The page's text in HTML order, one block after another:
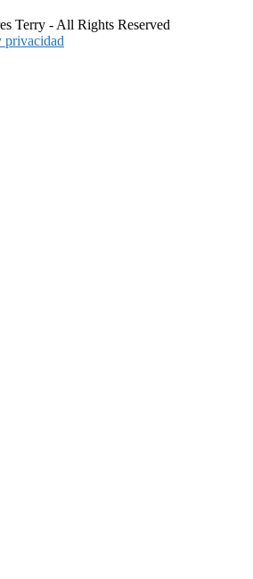
Terry - All Rights Reserved
privacidad